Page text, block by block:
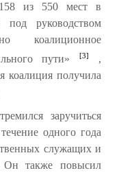
из 550 мест в
руководством
коалиционное
пути»
[3]
,
коалиция получила
заручиться
одного года
служащих и
Он также повысил